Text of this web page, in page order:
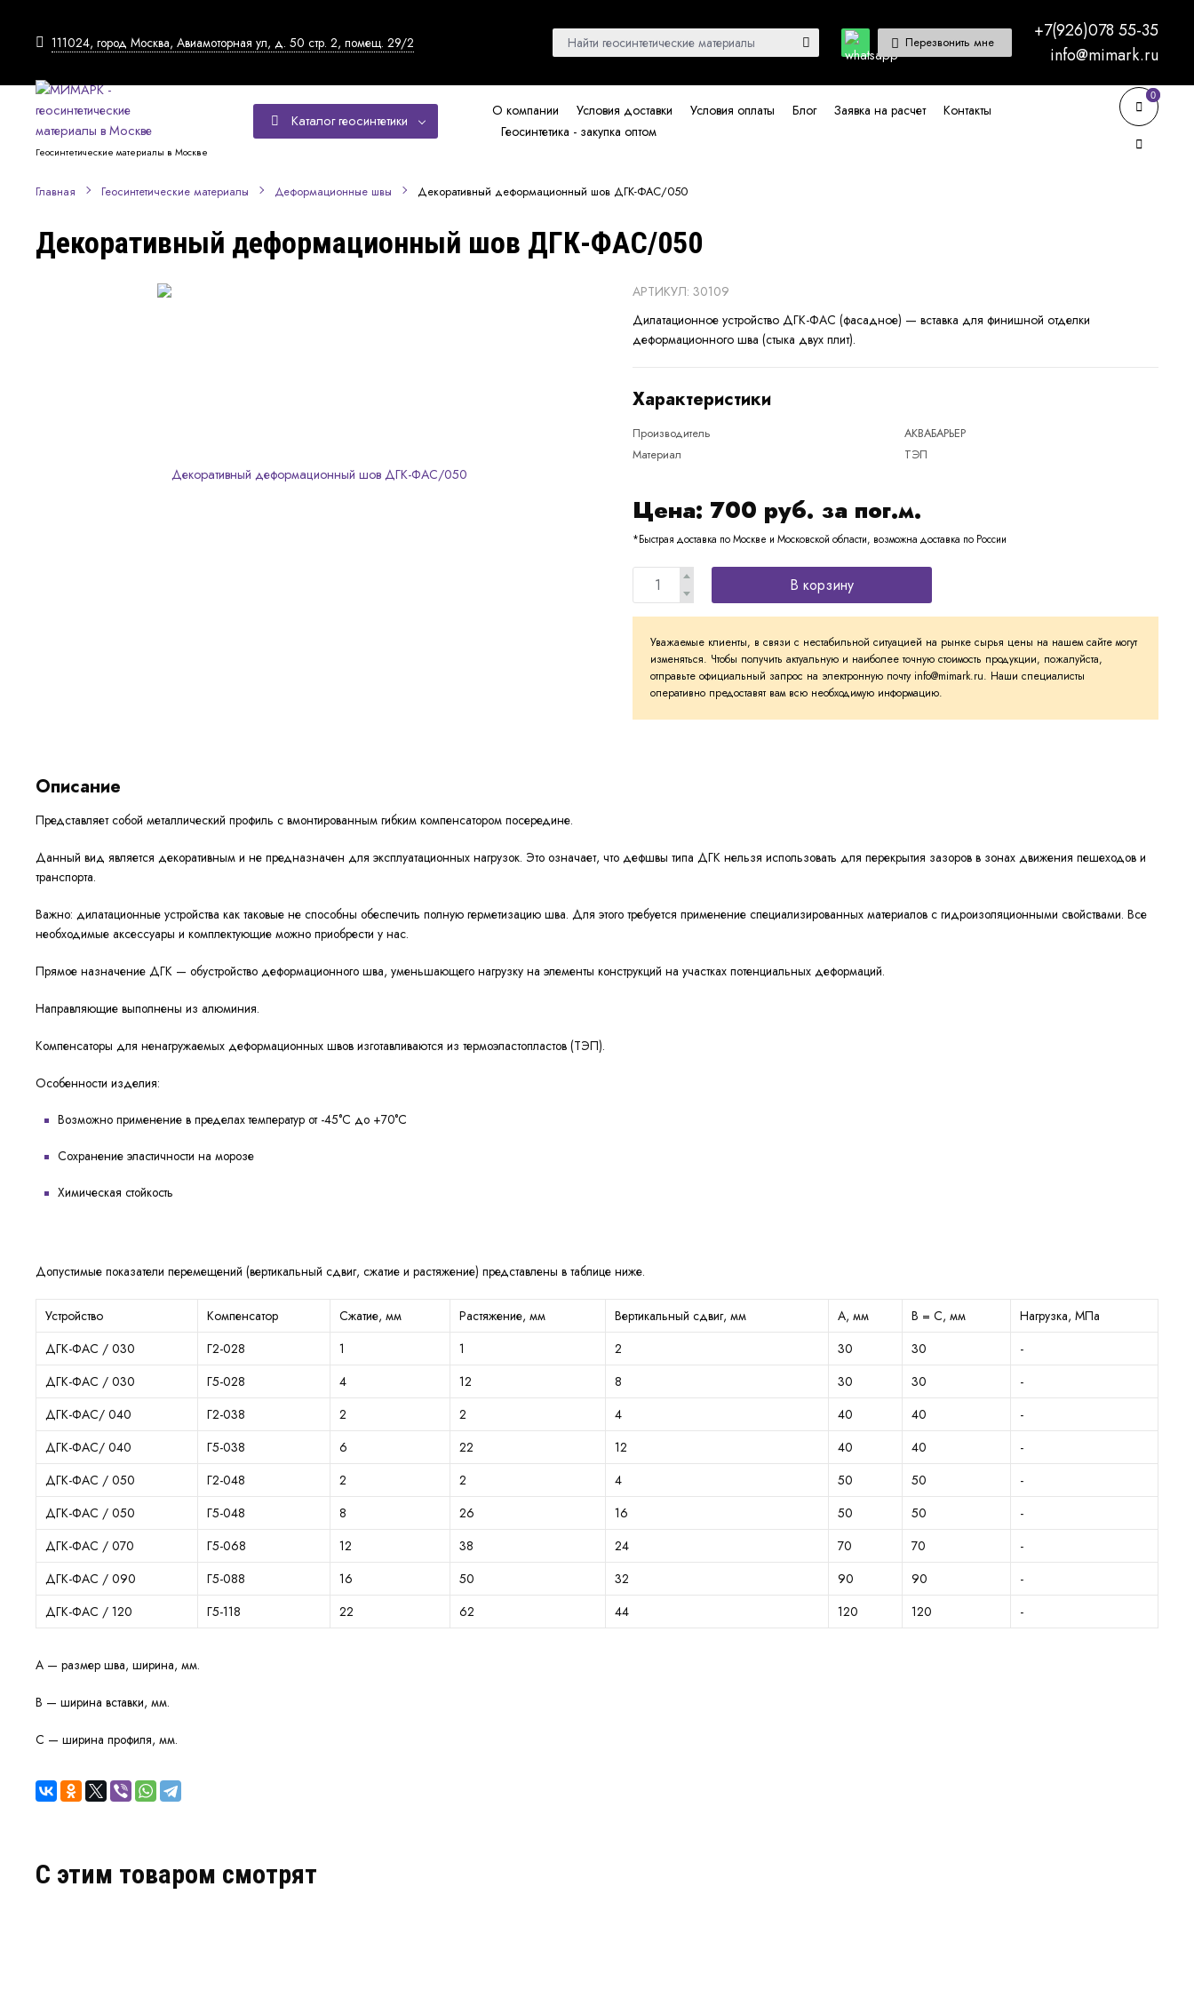
111024, город Москва, Авиамоторная ул, д. 50 стр. 2, помещ. 29/2 Перезвонить мне
+7(926)078 55-35
info@mimark.ru
Геосинтетические материалы в Москве
Каталог геосинтетики
О компании Условия доставки Условия оплаты Блог Заявка на расчет
Контакты
Геосинтетика - закупка оптом
0
0
Главная Геосинтетические материалы Деформационные швы Декоративный деформационный шов ДГК-ФАС/050
Декоративный деформационный шов ДГК-ФАС/050
АРТИКУЛ: 30109
Дилатационное устройство ДГК-ФАС (фасадное) — вставка для финишной отделки
деформационного шва (стыка двух плит).
Характеристики
Производитель
АКВАБАРЬЕР
Материал
ТЭП
Цена: 700 руб. за пог.м.
*Быстрая доставка по Москве и Московской области, возможна доставка по России
В корзину
Уважаемые клиенты, в связи с нестабильной ситуацией на рынке сырья цены на нашем сайте могут
изменяться. Чтобы получить актуальную и наиболее точную стоимость продукции, пожалуйста,
отправьте официальный запрос на электронную почту info@mimark.ru. Наши специалисты
оперативно предоставят вам всю необходимую информацию.
Описание
Представляет собой металлический профиль с вмонтированным гибким компенсатором посередине.
Данный вид является декоративным и не предназначен для эксплуатационных нагрузок. Это означает, что дефшвы типа ДГК нельзя использовать для перекрытия зазоров в зонах движения пешеходов и
транспорта.
Важно: дилатационные устройства как таковые не способны обеспечить полную герметизацию шва. Для этого требуется применение специализированных материалов с гидроизоляционными свойствами. Все
необходимые аксессуары и комплектующие можно приобрести у нас.
Прямое назначение ДГК — обустройство деформационного шва, уменьшающего нагрузку на элементы конструкций на участках потенциальных деформаций.
Направляющие выполнены из алюминия.
Компенсаторы для ненагружаемых деформационных швов изготавливаются из термоэластопластов (ТЭП).
Особенности изделия:
Возможно применение в пределах температур от -45°C до +70°С
Сохранение эластичности на морозе
Химическая стойкость
Допустимые показатели перемещений (вертикальный сдвиг, сжатие и растяжение) представлены в таблице ниже.
Устройство Компенсатор Сжатие, мм Растяжение, мм Вертикальный сдвиг, мм А, мм B = C, мм
Нагрузка, МПа
ДГК-ФАС / 030
Г2-028 1 1 2 30 30
-
ДГК-ФАС / 030
Г5-028 4 12 8 30 30
-
ДГК-ФАС/ 040
Г2-038 2 2 4 40 40
-
ДГК-ФАС/ 040
Г5-038 6 22 12 40 40
-
ДГК-ФАС / 050
Г2-048 2 2 4 50 50
-
ДГК-ФАС / 050
Г5-048 8 26 16 50 50
-
ДГК-ФАС / 070
Г5-068 12 38 24 70 70
-
ДГК-ФАС / 090
Г5-088 16 50 32 90 90
-
ДГК-ФАС / 120
Г5-118 22 62 44 120 120 -
A — размер шва, ширина, мм.
B — ширина вставки, мм.
C — ширина профиля, мм.
C этим товаром смотрят